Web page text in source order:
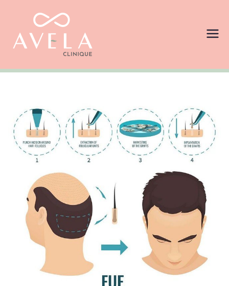
Clinique
ความงามที่ได้
รับความไว้
วางใจจาก
ดาราและ
บุคคลช้ันนํา
ให้บริการเสริมความงามครบทุก
เป็นที่ยอมรับในระดับสากล ผ่าน
, Botox , TESLA Former